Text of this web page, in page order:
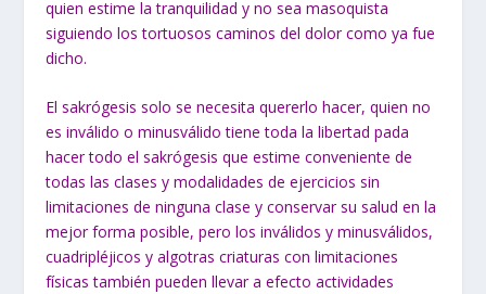
quien estime la tranquilidad y no sea masoquista
siguiendo los tortuosos caminos del dolor como ya fue
dicho.
El sakrógesis solo se necesita quererlo hacer, quien no
es inválido o minusválido tiene toda la libertad pada
hacer todo el sakrógesis que estime conveniente de
todas las clases y modalidades de ejercicios sin
limitaciones de ninguna clase y conservar su salud en la
mejor forma posible, pero los inválidos y minusválidos,
cuadripléjicos y algotras criaturas con limitaciones
físicas también pueden llevar a efecto actividades